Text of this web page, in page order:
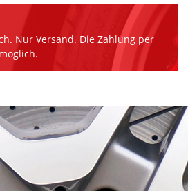
Nur Versand. Die Zahlung per